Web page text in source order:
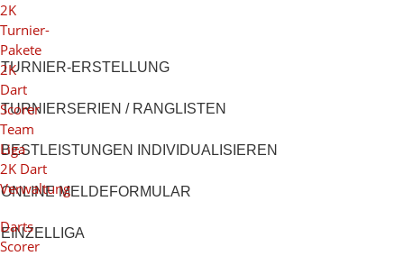
2K
Turnier-
Pakete
2K
Dart
Scorer
Team
Liga
2K Dart
Verwaltung
Darts
Scorer
TURNIER-ERSTELLUNG
TURNIERSERIEN / RANGLISTEN
BESTLEISTUNGEN INDIVIDUALISIEREN
ONLINE MELDEFORMULAR
EINZELLIGA